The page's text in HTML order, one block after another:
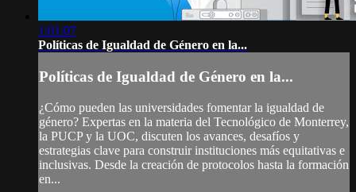
1:01:07
Políticas de Igualdad de Género en la...
Políticas de Igualdad de Género en la...
¿Cómo pueden las universidades fomentar la igualdad de
género? Expertas en la materia del Tecnológico de Monterrey,
la PUCP y la UOC, discuten los avances, desafíos y
estrategias clave para construir instituciones más equitativas e
inclusivas. Desde la creación de protocolos hasta la formación
en...